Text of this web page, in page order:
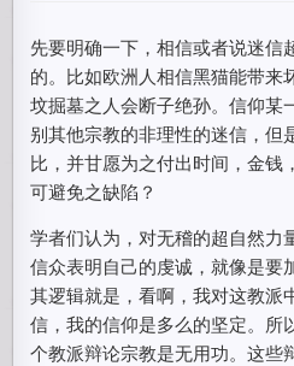
先要明确一下，相信或者说迷信
的。比如欧洲人相信黑猫能带来
坟掘墓之人会断子绝孙。信仰某
别其他宗教的非理性的迷信，但
比，并甘愿为之付出时间，金钱
可避免之缺陷？
学者们认为，对无稽的超自然力
信众表明自己的虔诚，就像是要
其逻辑就是，看啊，我对这教派
信，我的信仰是多么的坚定。所
个教派辩论宗教是无用功。这些